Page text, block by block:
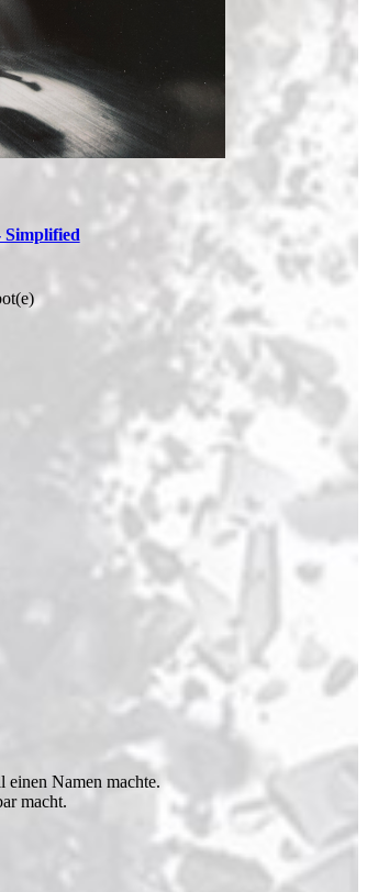
Simplified
Namen machte.
macht.